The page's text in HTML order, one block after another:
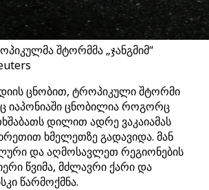
შტორმმა „ჯანგმიმ“
ცნობით, ტროპიკული შტორმი
იაპონიაში ცნობილია როგორც
დილით ადრე ვაკაიამას
ხმელეთზე გადავიდა. მან
და აღმოსავლეთ რეგიონების
წვიმა, მძლავრი ქარი და
წარმოქმნა.